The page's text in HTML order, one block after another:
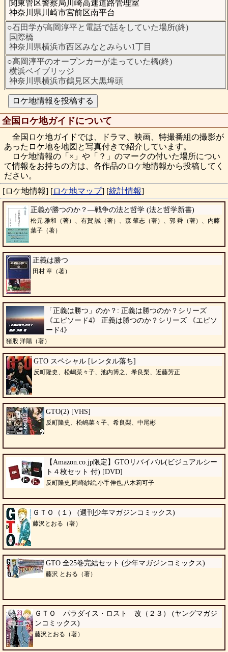
関東管区警察局川崎高速道路管理室
神奈川県川崎市宮前区南平台
○石田学が高岡淳平と電話で話をしていた場所(終)
国際橋
神奈川県横浜市西区みなとみらい1丁目
○高岡淳平のオープンカーが走っていた橋(終)
横浜ベイブリッジ
神奈川県横浜市鶴見区大黒埠頭
全国ロケ地ガイドについて
全国ロケ地ガイドでは、ドラマ、映画、特撮番組の撮影が
あったロケ地を地図と写真付きで紹介しています。
ロケ地情報の「×」や「？」のマークの付いた場所につい
て情報をお持ちの方は、各作品のロケ地情報から投稿してく
ださい。
[ロケ地情報] [ロケ地マップ] [統計情報]
正義が勝つのか？―戦争の法と哲学 (法と哲学新書)
松元 雅和（著）、有賀 誠（著）、森 肇志（著）、郭 舜（著）、内藤
葉子（著）
正義は勝つ
田村 章（著）
「正義は勝つ」のか？: 正義は勝つのか？シリーズ
《エピソード4》 正義は勝つのか？シリーズ 《エピソ
ード4》
猪股 洋陽（著）
GTO スペシャル [レンタル落ち]
反町隆史、松嶋菜々子、池内博之、希良梨、近藤芳正
GTO(2) [VHS]
反町隆史、松嶋菜々子、希良梨、中尾彬
【Amazon.co.jp限定】GTOリバイバル(ビジュアルシー
ト４枚セット 付) [DVD]
反町隆史,岡崎紗絵,小手伸也,八木莉可子
ＧＴＯ（１） (週刊少年マガジンコミックス)
藤沢とおる（著）
GTO 全25巻完結セット (少年マガジンコミックス)
藤沢 とおる（著）
ＧＴＯ パラダイス・ロスト 改（２３） (ヤングマガジ
ンコミックス)
藤沢とおる（著）